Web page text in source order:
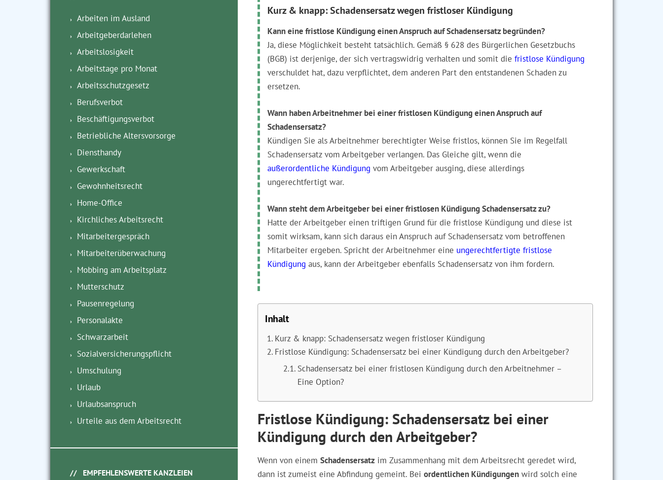
Kurz & knapp: Schadensersatz wegen fristloser Kündigung
Kann eine fristlose Kündigung einen Anspruch auf Schadensersatz begründen?
Ja, diese Möglichkeit besteht tatsächlich. Gemäß § 628 des Bürgerlichen Gesetzbuchs
(BGB) ist derjenige, der sich vertragswidrig verhalten und somit die fristlose Kündigung
verschuldet hat, dazu verpflichtet, dem anderen Part den entstandenen Schaden zu
ersetzen.
Wann haben Arbeitnehmer bei einer fristlosen Kündigung einen Anspruch auf
Schadensersatz?
Kündigen Sie als Arbeitnehmer berechtigter Weise fristlos, können Sie im Regelfall
Schadensersatz vom Arbeitgeber verlangen. Das Gleiche gilt, wenn die
außerordentliche Kündigung vom Arbeitgeber ausging, diese allerdings
ungerechtfertigt war.
Wann steht dem Arbeitgeber bei einer fristlosen Kündigung Schadensersatz zu?
Hatte der Arbeitgeber einen triftigen Grund für die fristlose Kündigung und diese ist
somit wirksam, kann sich daraus ein Anspruch auf Schadensersatz vom betroffenen
Mitarbeiter ergeben. Spricht der Arbeitnehmer eine ungerechtfertigte fristlose
Kündigung aus, kann der Arbeitgeber ebenfalls Schadensersatz von ihm fordern.
Inhalt
Kurz & knapp: Schadensersatz wegen fristloser Kündigung
Fristlose Kündigung: Schadensersatz bei einer Kündigung durch den Arbeitgeber?
Schadensersatz bei einer fristlosen Kündigung durch den Arbeitnehmer –
Eine Option?
Fristlose Kündigung: Schadensersatz bei einer
Kündigung durch den Arbeitgeber?
Wenn von einem Schadensersatz im Zusammenhang mit dem Arbeitsrecht geredet wird,
dann ist zumeist eine Abfindung gemeint. Bei ordentlichen Kündigungen wird solch eine
Arbeiten im Ausland
Arbeitgeberdarlehen
Arbeitslosigkeit
Arbeitstage pro Monat
Arbeitsschutzgesetz
Berufsverbot
Beschäftigungsverbot
Betriebliche Altersvorsorge
Diensthandy
Gewerkschaft
Gewohnheitsrecht
Home-Office
Kirchliches Arbeitsrecht
Mitarbeitergespräch
Mitarbeiterüberwachung
Mobbing am Arbeitsplatz
Mutterschutz
Pausenregelung
Personalakte
Schwarzarbeit
Sozialversicherungspflicht
Umschulung
Urlaub
Urlaubsanspruch
Urteile aus dem Arbeitsrecht
EMPFEHLENSWERTE KANZLEIEN